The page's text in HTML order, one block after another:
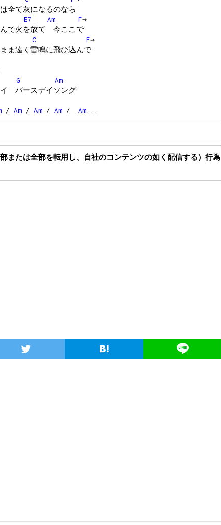
全て灰になるのなら
E7 Am F→
で火を放て 今ここで
C F→
遠く雷鳴に飛び込んで
G
Am
バースデイソング
/ Am / Am / Am / Am...
または全部を転用し、自社のコンテンツの如く配信する）行為